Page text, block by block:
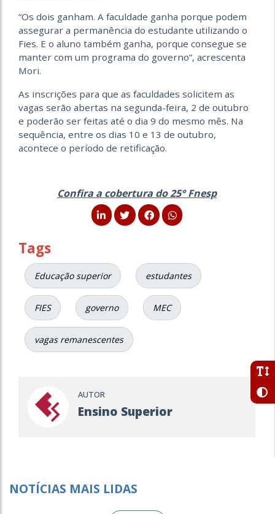
“Os dois ganham. A faculdade ganha porque podem
assegurar a permanência do estudante utilizando o
Fies. E o aluno também ganha, porque consegue se
manter com um programa do governo”, acrescenta
Mori.
As inscrições para que as faculdades solicitem as
vagas serão abertas na segunda-feira, 2 de outubro
e poderão ser feitas até o dia 9 do mesmo mês. Na
sequência, entre os dias 10 e 13 de outubro,
acontece o período de retificação.
Confira a cobertura do 25° Fnesp
Tags
Educação superior estudantes
FIES governo MEC
vagas remanescentes
AUTOR
Ensino Superior
NOTÍCIAS MAIS LIDAS